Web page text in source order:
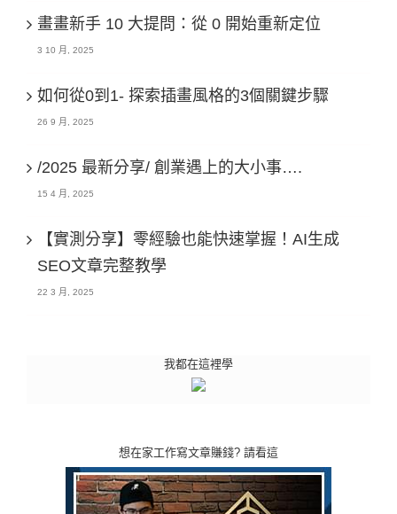
畫畫新手 10 大提問：從 0 開始重新定位
3 10 月, 2025
如何從0到1- 探索插畫風格的3個關鍵步驟
26 9 月, 2025
/2025 最新分享/ 創業遇上的大小事….
15 4 月, 2025
【實測分享】零經驗也能快速掌握！AI生成
SEO文章完整教學
22 3 月, 2025
我都在這裡學
想在家工作寫文章賺錢? 請看這